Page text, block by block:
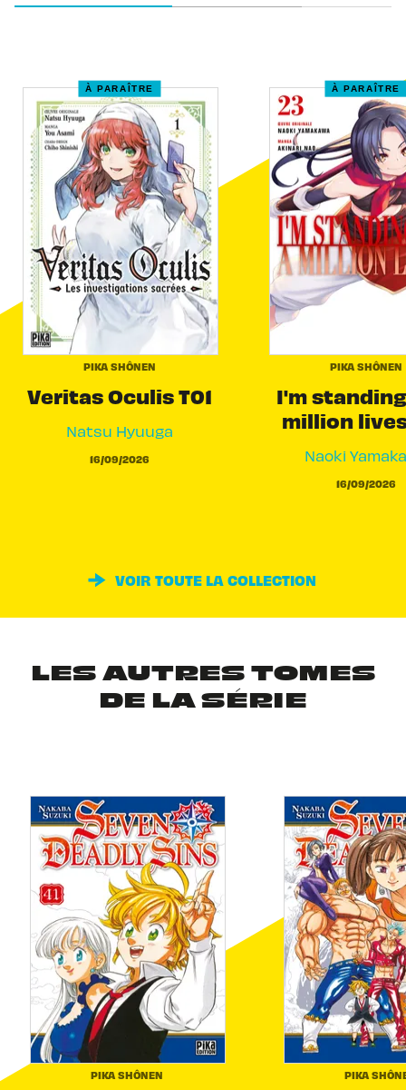
À PARAÎTRE
PIKA SHÔNEN
Veritas Oculis T01
Natsu Hyuuga
16/09/2026
À PARAÎTRE
PIKA SHÔNEN
I'm
million
Naoki
16/09/2026
VOIR TOUTE LA COLLECTION
LES AUTRES TOMES
DE LA SÉRIE
PIKA SHÔNEN PIKA